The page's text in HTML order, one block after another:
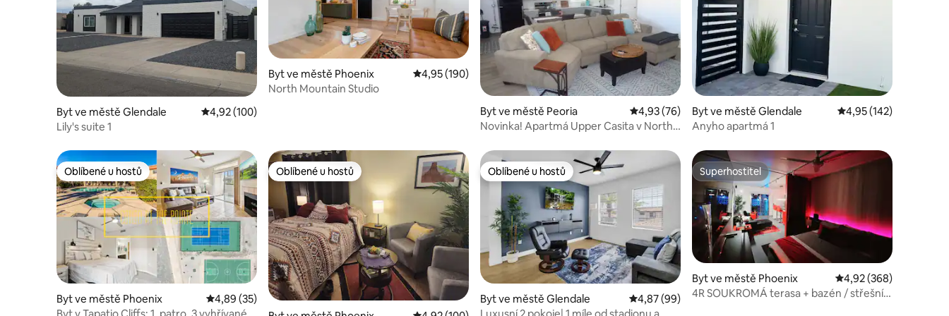
Byt ve městě Glendale Průměrné hodnocení 4,92 z 5, 100 hodnocení
4,92 (100)
Lily's suite 1
Byt ve městě Phoenix Průměrné hodnocení 4,95 z 5, 190 hodnocení
4,95 (190)
North Mountain Studio
Byt ve městě Peoria Průměrné hodnocení 4,93 z 5, 76 hodnocení
4,93 (76)
Novinka! Apartmá Upper Casita v North
Byt ve městě Glendale Průměrné hodnocení
4,95 (142)
Anyho apartmá 1
Oblíbené u hostů
Oblíbené u hostů
Byt ve městě Phoenix Průměrné hodnocení 4,89 z 5, 35 hodnocení
4,89 (35)
Oblíbené u hostů
Oblíbené u hostů Oblíbené u hostů
Oblíbené u hostů
Byt ve městě Glendale Průměrné hodnocení 4,87 z 5, 99 hodnocení
4,87 (99)
Superhostitel
Superhostitel
Byt ve městě Phoenix Průměrné hodnocení
4,92 (368)
4R SOUKROMÁ terasa + bazén / střešní